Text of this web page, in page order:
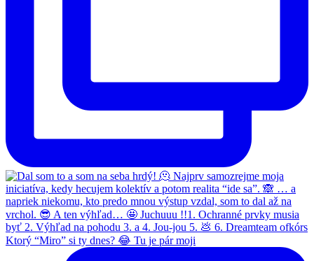
Ktorý “Miro” si ty dnes? 😂 Tu je pár moji